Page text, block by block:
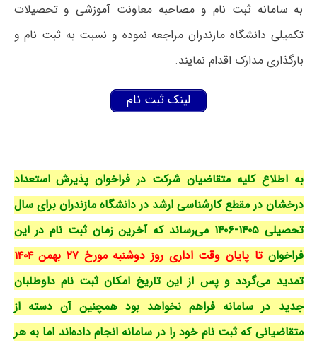
به سامانه ثبت نام و مصاحبه معاونت آموزشی و تحصیلات
تکمیلی دانشگاه مازندران مراجعه نموده و نسبت به ثبت نام و
بارگذاری مدارک اقدام نمایند.
لینک ثبت نام
به اطلاع کلیه متقاضیان شرکت در فراخوان پذیرش استعداد
درخشان در مقطع کارشناسی ارشد در دانشگاه مازندران برای سال
تحصیلی ۱۴۰۵-۱۴۰۶ می‌رساند که آخرین زمان ثبت نام در این
فراخوان تا پایان وقت اداری روز دوشنبه مورخ ۲۷ بهمن ۱۴۰۴
تمدید می‌گردد و پس از این تاریخ امکان ثبت نام داوطلبان
جدید در سامانه فراهم نخواهد بود همچنین آن دسته از
متقاضیانی که ثبت نام خود را در سامانه انجام داده‌اند اما به هر